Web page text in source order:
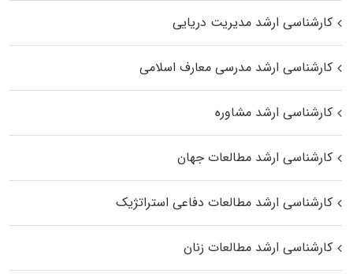
کارشناسی ارشد مدیریت دریایی
کارشناسی ارشد مدرسی معارف اسلامی
کارشناسی ارشد مشاوره
کارشناسی ارشد مطالعات جهان
کارشناسی ارشد مطالعات دفاعی استراتژیک
کارشناسی ارشد مطالعات زنان